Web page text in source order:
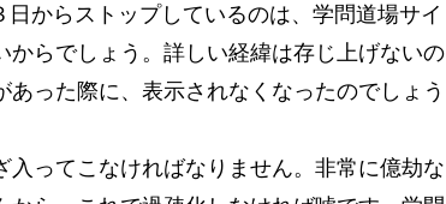
からストップしているのは、学問道場サイ
からでしょう。詳しい経緯は存じ上げないの
った際に、表示されなくなったのでしょう
ってこなければなりません。非常に億劫な